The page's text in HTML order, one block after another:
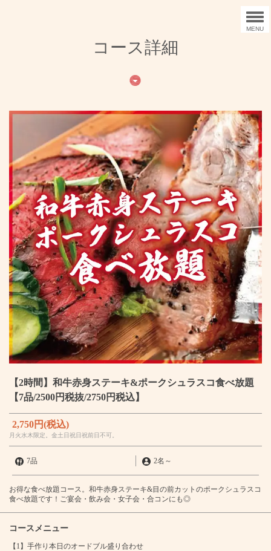
MENU
コース詳細
【2時間】和牛赤身ステーキ&ポークシュラスコ食べ放題
【7品/2500円税抜/2750円税込】
2,750円(税込)
月火水木限定。金土日祝日祝前日不可。
7品 2名 ～
お得な食べ放題コース。和牛赤身ステーキ&目の前カットのポークシュラスコ
食べ放題です！ご宴会・飲み会・女子会・合コンにも◎
コースメニュー
【1】手作り本日のオードブル盛り合わせ